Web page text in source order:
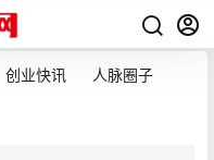
创业快讯
人脉圈子